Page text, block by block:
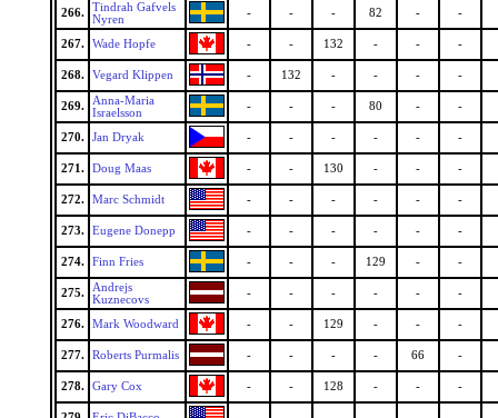
266.
Tindrah Gafvels
Nyren
- - - 82 - -
267. Wade Hopfe - - 132 - - -
268. Vegard Klippen - 132 - - - -
269.
Anna-Maria
Israelsson
- - - 80 - -
270. Jan Dryak - - - - - -
271. Doug Maas - - 130 - - -
272. Marc Schmidt - - - - - -
273. Eugene Donepp - - - - - -
274. Finn Fries - - - 129 - -
275.
Andrejs
Kuznecovs
- - - - - -
276. Mark Woodward - - 129 - - -
277. Roberts Purmalis - - - - 66 -
278. Gary Cox - - 128 - - -